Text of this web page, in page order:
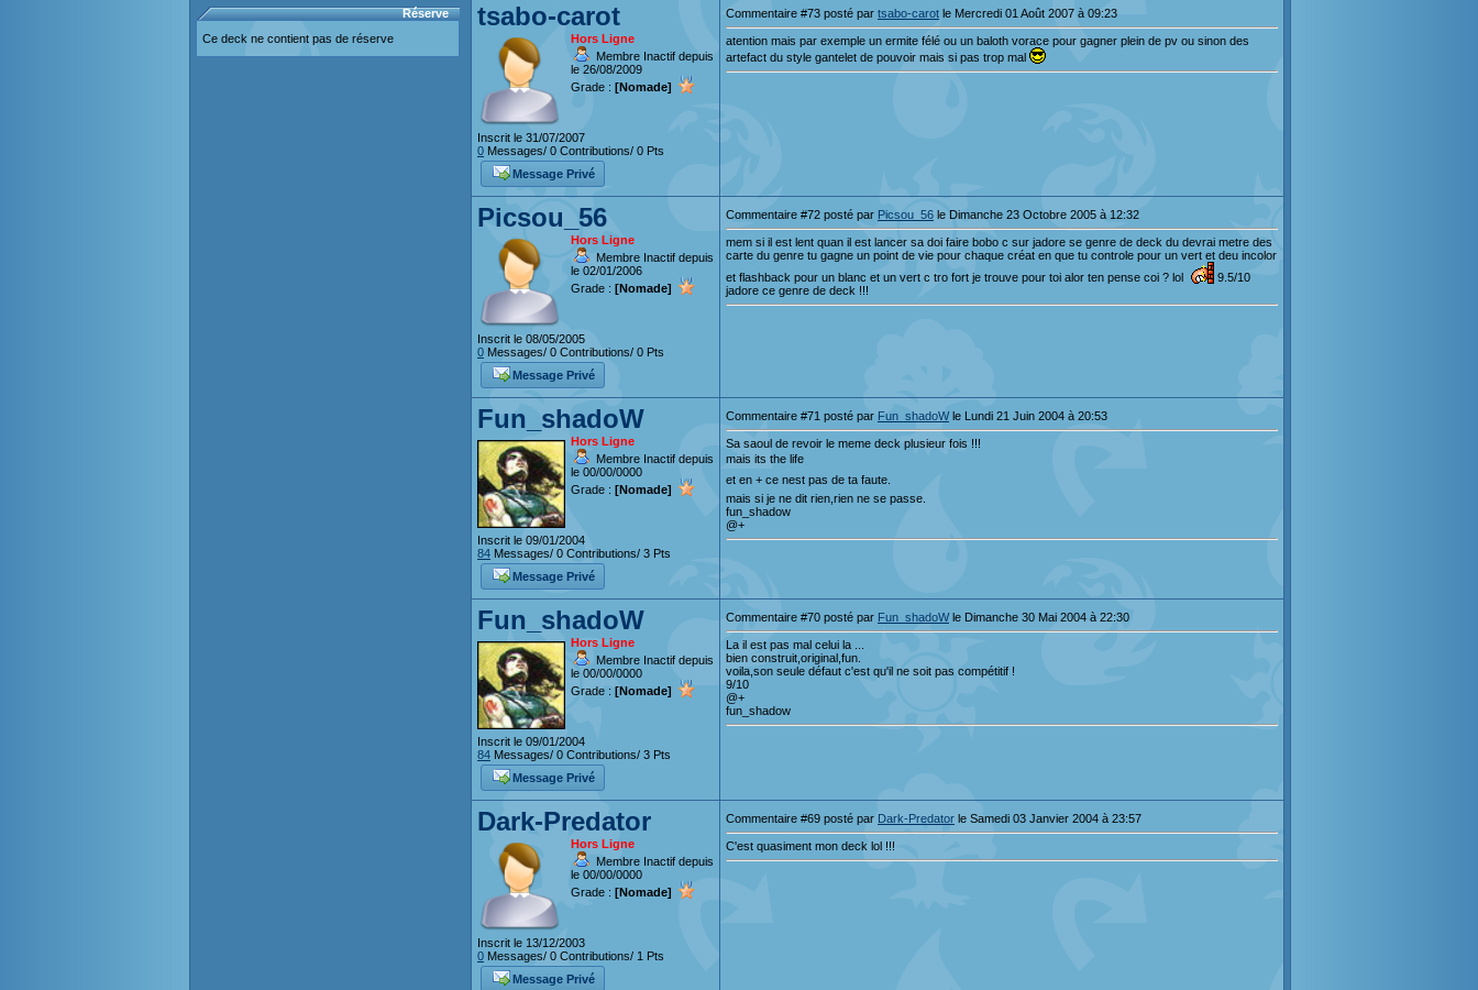
Réserve
Ce deck ne contient pas de réserve
tsabo-carot
Hors Ligne
Membre Inactif depuis
le 26/08/2009
Grade : [Nomade]
Inscrit le 31/07/2007
0 Messages/ 0 Contributions/ 0 Pts
Message Privé
Commentaire #73 posté par tsabo-carot le Mercredi 01 Août 2007 à 09:23
atention mais par exemple un ermite félé ou un baloth vorace pour gagner plein de pv ou sinon des
artefact du style gantelet de pouvoir mais si pas trop mal
Picsou_56
Hors Ligne
Membre Inactif depuis
le 02/01/2006
Grade : [Nomade]
Inscrit le 08/05/2005
0 Messages/ 0 Contributions/ 0 Pts
Message Privé
Commentaire #72 posté par Picsou_56 le Dimanche 23 Octobre 2005 à 12:32
mem si il est lent quan il est lancer sa doi faire bobo c sur jadore se genre de deck du devrai metre des
carte du genre tu gagne un point de vie pour chaque créat en que tu controle pour un vert et deu incolor
et flashback pour un blanc et un vert c tro fort je trouve pour toi alor ten pense coi ? lol
9.5/10
jadore ce genre de deck !!!
Fun_shadoW
Hors Ligne
Membre Inactif depuis
le 00/00/0000
Grade : [Nomade]
Inscrit le 09/01/2004
84 Messages/ 0 Contributions/ 3 Pts
Message Privé
Commentaire #71 posté par Fun_shadoWle Lundi 21 Juin 2004 à 20:53
Sa saoul de revoir le meme deck plusieur fois !!!
mais its the life
et en + ce nest pas de ta faute.
mais si je ne dit rien,rien ne se passe.
fun_shadow
@+
Fun_shadoW
Hors Ligne
Membre Inactif depuis
le 00/00/0000
Grade : [Nomade]
Inscrit le 09/01/2004
84 Messages/ 0 Contributions/ 3 Pts
Message Privé
Commentaire #70 posté par Fun_shadoWle Dimanche 30 Mai 2004 à 22:30
La il est pas mal celui la ...
bien construit,original,fun.
voila,son seule défaut c'est qu'il ne soit pas compétitif !
9/10
@+
fun_shadow
Dark-Predator
Hors Ligne
Membre Inactif depuis
le 00/00/0000
Grade : [Nomade]
Inscrit le 13/12/2003
0 Messages/ 0 Contributions/ 1 Pts
Message Privé
Commentaire #69 posté par Dark-Predator le Samedi 03 Janvier 2004 à 23:57
C'est quasiment mon deck lol !!!